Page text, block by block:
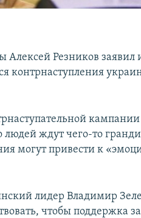
Резников
контрнаступления
ждут чего-то
могут привести к
лидер Владимир
чтобы поддержка